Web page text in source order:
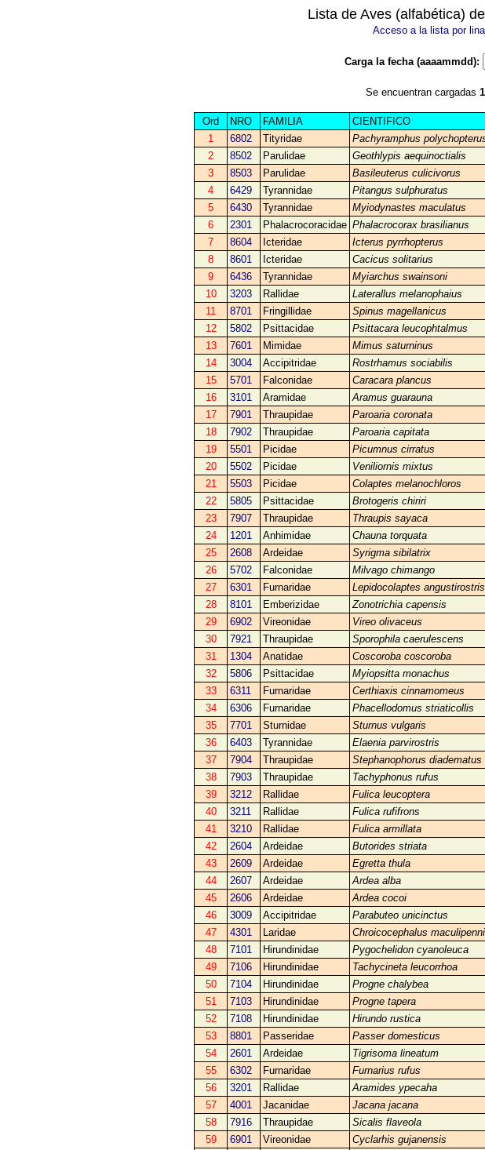
Lista de Aves (alfabética)
Acceso a la lista por
Carga la fecha (aaaammdd):
Se encuentran cargadas
Ord NRO FAMILIA CIENTIFICO
1
6802 Tityridae Pachyramphus
2
8502 Parulidae Geothlypis aequinoctialis
3
8503 Parulidae Basileuterus culicivorus
4
6429 Tyrannidae Pitangus sulphuratus
5
6430 Tyrannidae Myiodynastes maculatus
6
2301 Phalacrocoracidae Phalacrocorax brasilianus
7
8604 Icteridae Icterus pyrrhopterus
8
8601 Icteridae Cacicus solitarius
9
6436 Tyrannidae Myiarchus swainsoni
10
3203 Rallidae Laterallus melanophaius
11
8701 Fringillidae Spinus magellanicus
12
5802 Psittacidae Psittacara leucophtalmus
13
7601 Mimidae Mimus saturninus
14
3004 Accipitridae Rostrhamus sociabilis
15
5701 Falconidae Caracara plancus
16
3101 Aramidae Aramus guarauna
17
7901 Thraupidae Paroaria coronata
18
7902 Thraupidae Paroaria capitata
19
5501 Picidae Picumnus cirratus
20
5502 Picidae Veniliornis mixtus
21
5503 Picidae Colaptes melanochloros
22
5805 Psittacidae Brotogeris chiriri
23
7907 Thraupidae Thraupis sayaca
24
1201 Anhimidae Chauna torquata
25
2608 Ardeidae Syrigma sibilatrix
26
5702 Falconidae Milvago chimango
27
6301 Furnaridae Lepidocolaptes angustirostris
28
8101 Emberizidae Zonotrichia capensis
29
6902 Vireonidae Vireo olivaceus
30
7921 Thraupidae Sporophila caerulescens
31
1304 Anatidae Coscoroba coscoroba
32
5806 Psittacidae Myiopsitta monachus
33
6311 Furnaridae Certhiaxis cinnamomeus
34
6306 Furnaridae Phacellodomus striaticollis
35
7701 Sturnidae Sturnus vulgaris
36
6403 Tyrannidae Elaenia parvirostris
37
7904 Thraupidae Stephanophorus diadematus
38
7903 Thraupidae Tachyphonus rufus
39
3212 Rallidae Fulica leucoptera
40
3211 Rallidae Fulica rufifrons
41
3210 Rallidae Fulica armillata
42
2604 Ardeidae Butorides striata
43
2609 Ardeidae Egretta thula
44
2607 Ardeidae Ardea alba
45
2606 Ardeidae Ardea cocoi
46
3009 Accipitridae Parabuteo unicinctus
47
4301 Laridae Chroicocephalus
48
7101 Hirundinidae Pygochelidon cyanoleuca
49
7106 Hirundinidae Tachycineta leucorrhoa
50
7104 Hirundinidae Progne chalybea
51
7103 Hirundinidae Progne tapera
52
7108 Hirundinidae Hirundo rustica
53
8801 Passeridae Passer domesticus
54
2601 Ardeidae Tigrisoma lineatum
55
6302 Furnaridae Furnarius rufus
56
3201 Rallidae Aramides ypecaha
57
4001 Jacanidae Jacana jacana
58
7916 Thraupidae Sicalis flaveola
59
6901 Vireonidae Cyclarhis gujanensis